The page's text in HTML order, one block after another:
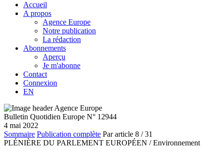
Accueil
A propos
Agence Europe
Notre publication
La rédaction
Abonnements
Aperçu
Je m'abonne
Contact
Connexion
EN
Bulletin Quotidien Europe N° 12944
4 mai 2022
Sommaire Publication complète Par article 8 / 31
PLÉNIÈRE DU PARLEMENT EUROPÉEN / Environnement